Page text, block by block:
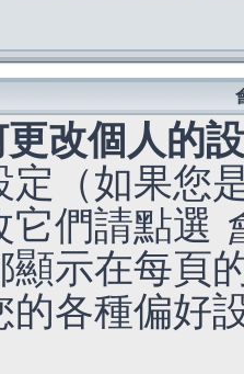
改個人的
定（如果您
它們請點選
顯示在每頁
的各種偏好